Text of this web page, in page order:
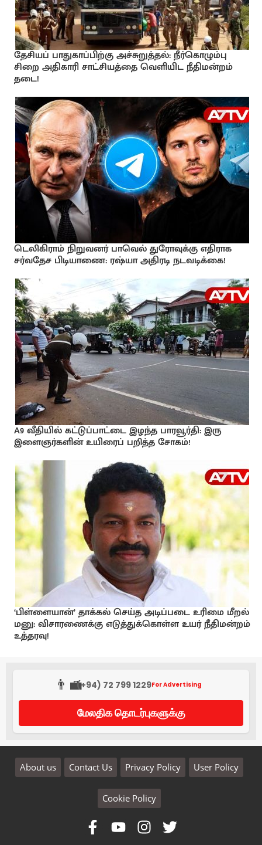
தேசியப் பாதுகாப்பிற்கு அச்சுறுத்தல்: நீர்கொழும்பு
சிறை அதிகாரி சாட்சியத்தை வெளியிட நீதிமன்றம்
தடை!
டெலிகிராம் நிறுவனர் பாவெல் துரோவுக்கு எதிராக
சர்வதேச பிடியாணை: ரஷ்யா அதிரடி நடவடிக்கை!
A9 வீதியில் கட்டுப்பாட்டை இழந்த பாரவூர்தி: இரு
இளைஞர்களின் உயிரைப் பறித்த சோகம்!
‘பிள்ளையான்’ தாக்கல் செய்த அடிப்படை உரிமை மீறல்
மனு: விசாரணைக்கு எடுத்துக்கொள்ள உயர் நீதிமன்றம்
உத்தரவு!
👨‍💼(+94) 72 799 1229For Advertising
மேலதிக தொடர்புகளுக்கு
About us Contact Us Privacy Policy User Policy
Cookie Policy